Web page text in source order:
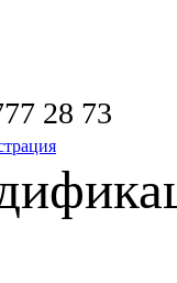
28 73